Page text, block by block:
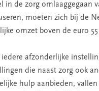
in de zorg omlaaggegaan
moeten zich bij de
omzet boven de euro
afzonderlijke
die naast zorg ook
hulp aanbieden,